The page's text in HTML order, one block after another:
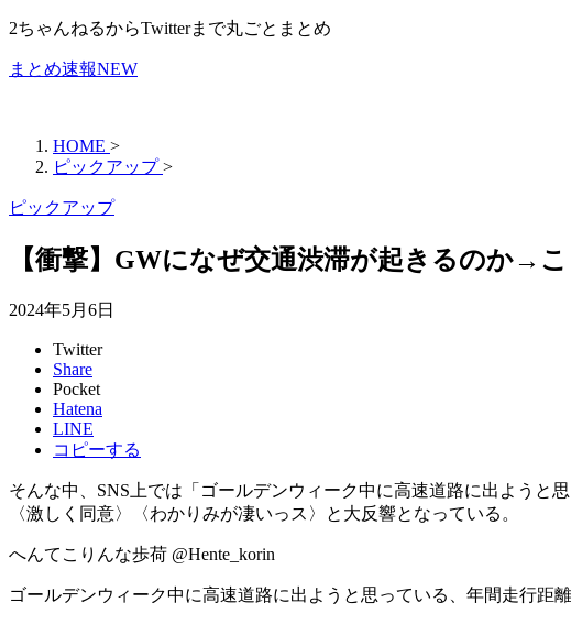
2ちゃんねるからTwitterまで丸ごとまとめ
まとめ速報NEW
HOME >
ピックアップ >
ピックアップ
【衝撃】GWになぜ交通渋滞が起きるのか→
2024年5月6日
Twitter
Share
Pocket
Hatena
LINE
コピーする
そんな中、SNS上では「ゴールデンウィーク中に高速道路に出よう
〈激しく同意〉〈わかりみが凄いっス〉と大反響となっている。
へんてこりんな歩荷 @Hente_korin
ゴールデンウィーク中に高速道路に出ようと思っている、年間走行距